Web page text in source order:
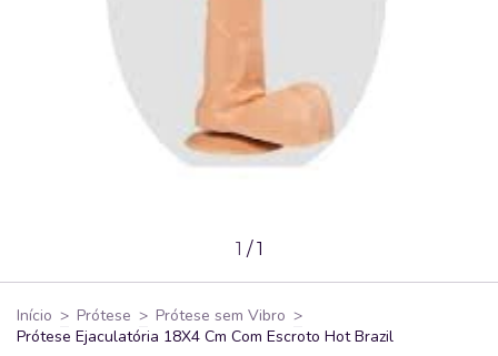
1 /1
Início > Prótese > Prótese sem Vibro >
Prótese Ejaculatória 18X4 Cm Com Escroto Hot Brazil